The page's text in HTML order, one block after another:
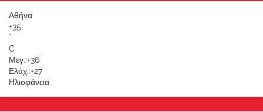
Αθήνα
+35
°
C
Μεγ.:+36
Ελάχ.:+27
Ηλιοφάνεια